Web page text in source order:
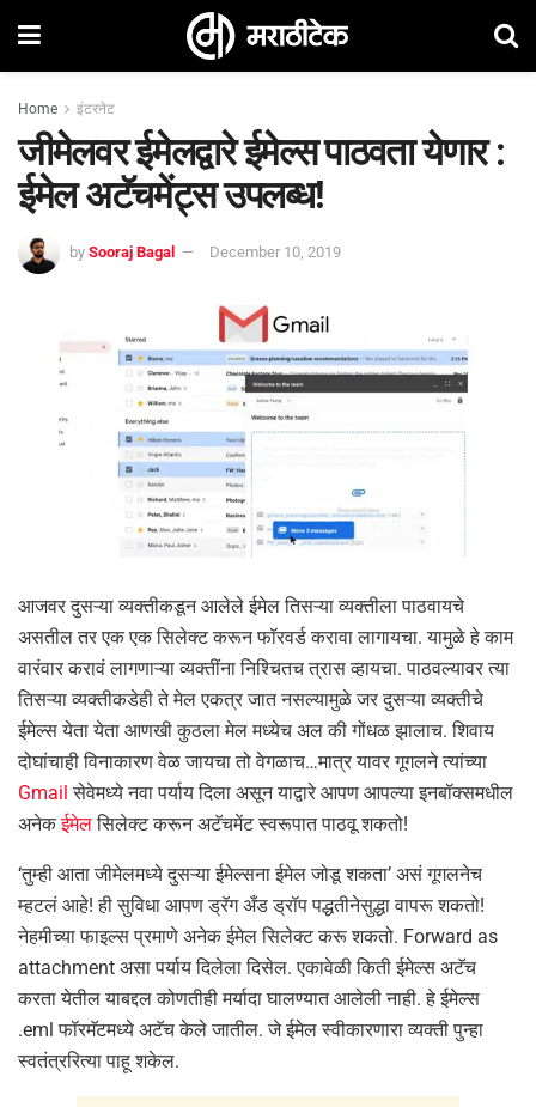
Home इंटरनेट
जीमेलवर ईमेलद्वारे ईमेल्स पाठवता येणार :
ईमेल अटॅचमेंट्स उपलब्ध!
by Sooraj Bagal December 10, 2019
आजवर दुसऱ्या व्यक्तीकडून आलेले ईमेल तिसऱ्या व्यक्तीला पाठवायचे
असतील तर एक एक सिलेक्ट करून फॉरवर्ड करावा लागायचा. यामुळे हे काम
वारंवार करावं लागणाऱ्या व्यक्तींना निश्चितच त्रास व्हायचा. पाठवल्यावर त्या
तिसऱ्या व्यक्तीकडेही ते मेल एकत्र जात नसल्यामुळे जर दुसऱ्या व्यक्तीचे
ईमेल्स येता येता आणखी कुठला मेल मध्येच अल की गोंधळ झालाच. शिवाय
दोघांचाही विनाकारण वेळ जायचा तो वेगळाच…मात्र यावर गूगलने त्यांच्या
Gmail सेवेमध्ये नवा पर्याय दिला असून याद्वारे आपण आपल्या इनबॉक्समधील
अनेकईमेलसिलेक्ट करून अटॅचमेंट स्वरूपात पाठवू शकतो!
‘तुम्ही आता जीमेलमध्ये दुसऱ्या ईमेल्सना ईमेल जोडू शकता’ असं गूगलनेच
म्हटलं आहे! ही सुविधा आपण ड्रॅग अँड ड्रॉप पद्धतीनेसुद्धा वापरू शकतो!
नेहमीच्या फाइल्स प्रमाणे अनेक ईमेल सिलेक्ट करू शकतो. Forward as
attachment असा पर्याय दिलेला दिसेल. एकावेळी किती ईमेल्स अटॅच
करता येतील याबद्दल कोणतीही मर्यादा घालण्यात आलेली नाही. हे ईमेल्स
.eml फॉरमॅटमध्ये अटॅच केले जातील. जे ईमेल स्वीकारणारा व्यक्ती पुन्हा
स्वतंत्ररित्या पाहू शकेल.